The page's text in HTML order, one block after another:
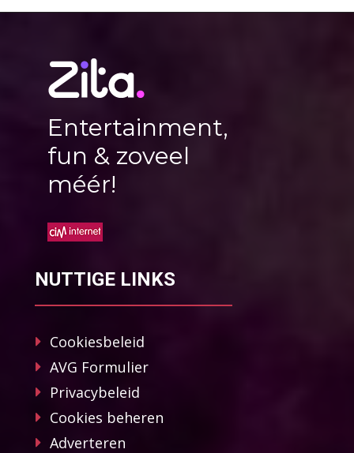
Entertainment,
fun & zoveel
méér!
NUTTIGE LINKS
Cookiesbeleid
AVG Formulier
Privacybeleid
Cookies beheren
Adverteren